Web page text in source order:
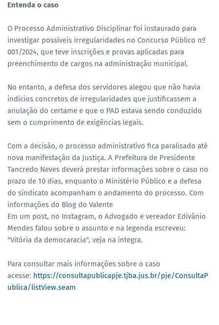
Entenda o caso
O Processo Administrativo Disciplinar foi instaurado para
investigar possíveis irregularidades no Concurso Público nº
001/2024, que teve inscrições e provas aplicadas para
preenchimento de cargos na administração municipal.
No entanto, a defesa dos servidores alegou que não havia
indícios concretos de irregularidades que justificassem a
anulação do certame e que o PAD estava sendo conduzido
sem o cumprimento de exigências legais.
Com a decisão, o processo administrativo fica paralisado até
nova manifestação da Justiça. A Prefeitura de Presidente
Tancredo Neves deverá prestar informações sobre o caso no
prazo de 10 dias, enquanto o Ministério Público e a defesa
do sindicato acompanham o andamento do processo. Com
informações do Blog do Valente
Em um post, no Instagram, o Advogado e vereador Edivânio
Mendes falou sobre o assunto e na legenda escreveu:
"Vitória da democaracia", veja na íntegra.
Para consultar mais informações sobre o caso
acesse: https://consultapublicapje.tjba.jus.br/pje/ConsultaP
ublica/listView.seam